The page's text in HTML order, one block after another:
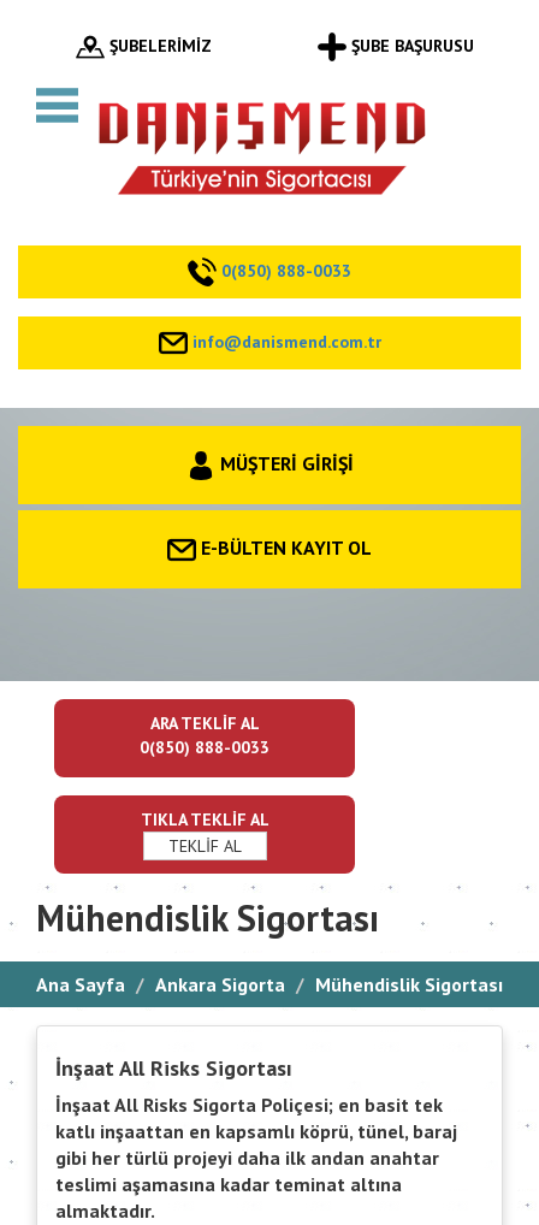
ŞUBELERİMİZ ŞUBE BAŞURUSU
0(850) 888-0033
info@danismend.com.tr
MÜŞTERİ GİRİŞİ
E-BÜLTEN KAYIT OL
ARA TEKLİF AL
0(850) 888-0033
TIKLA TEKLİF AL
TEKLİF AL
Mühendislik Sigortası
Ana Sayfa Ankara Sigorta Mühendislik Sigortası
İnşaat All Risks Sigortası
İnşaat All Risks Sigorta Poliçesi; en basit tek
katlı inşaattan en kapsamlı köprü, tünel, baraj
gibi her türlü projeyi daha ilk andan anahtar
teslimi aşamasına kadar teminat altına
almaktadır.